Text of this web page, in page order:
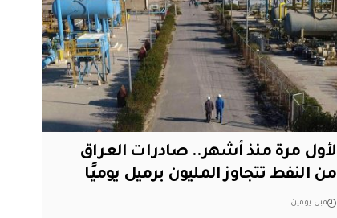
لأول مرة منذ أشهر.. صادرات العراق
من النفط تتجاوز المليون برميل يوميًا
قبل يومين